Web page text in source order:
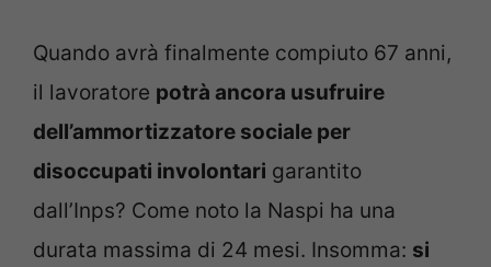
Quando avrà finalmente compiuto 67 anni,
il lavoratore potrà ancora usufruire
dell’ammortizzatore sociale per
disoccupati involontari garantito
dall’Inps? Come noto la Naspi ha una
durata massima di 24 mesi. Insomma: si